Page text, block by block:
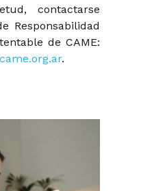
contactarse
Responsabilidad
de CAME:
.